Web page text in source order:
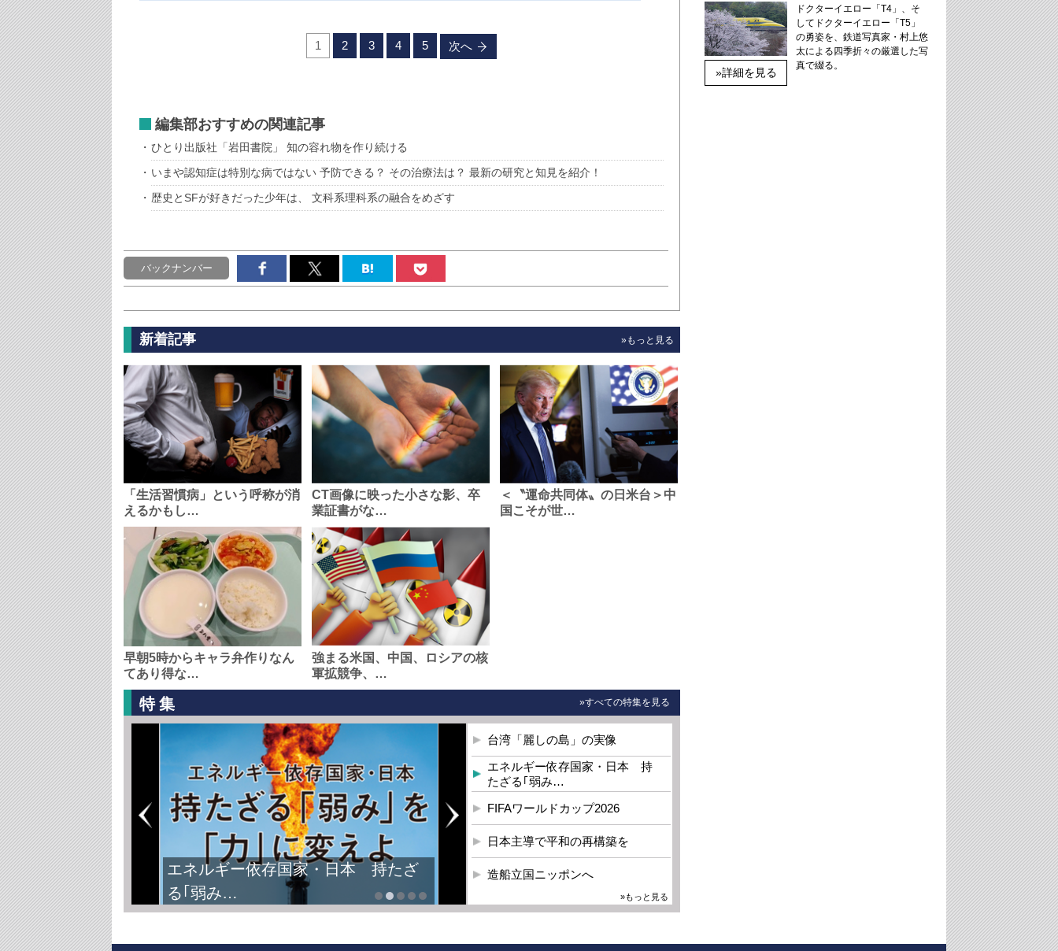
1 2 3 4 5 次へ
編集部おすすめの関連記事
ひとり出版社「岩田書院」 知の容れ物を作り続ける
いまや認知症は特別な病ではない 予防できる？ その治療法は？ 最新の研究と知見を紹介！
歴史とSFが好きだった少年は、 文科系理科系の融合をめざす
バックナンバー
新着記事 »もっと見る
「生活習慣病」という呼称が消
えるかもし…
CT画像に映った小さな影、卒
業証書がな…
＜〝運命共同体〟の日米台＞中
国こそが世…
早朝5時からキャラ弁作りなん
てあり得な…
強まる米国、中国、ロシアの核
軍拡競争、…
特集 »すべての特集を見る
エネルギー依存国家・日本 持たざ
る｢弱み…
台湾「麗しの島」の実像
エネルギー依存国家・日本 持
たざる｢弱み…
FIFAワールドカップ2026
日本主導で平和の再構築を
造船立国ニッポンへ
»もっと見る
»詳細を見る
ドクターイエロー「T4」、そ
してドクターイエロー「T5」
の勇姿を、鉄道写真家・村上悠
太による四季折々の厳選した写
真で綴る。